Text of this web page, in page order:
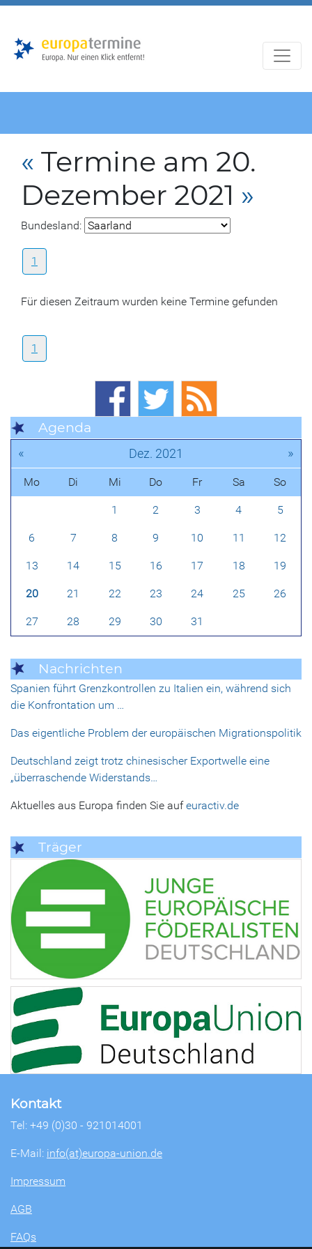
« Termine am 20.
Dezember 2021 »
Bundesland:
1
Für diesen Zeitraum wurden keine Termine gefunden
1
Agenda
« Dez. 2021 »
Mo Di Mi Do Fr Sa So
1 2 3 4 5
6 7 8 9 10 11 12
13 14 15 16 17 18 19
20 21 22 23 24 25 26
27 28 29 30 31
Nachrichten
Spanien führt Grenzkontrollen zu Italien ein, während sich
die Konfrontation um …
Das eigentliche Problem der europäischen Migrationspolitik
Deutschland zeigt trotz chinesischer Exportwelle eine
„überraschende Widerstands…
Aktuelles aus Europa finden Sie aufeuractiv.de
Träger
Kontakt
Tel: +49 (0)30 - 921014001
E-Mail: info(at)europa-union.de
Impressum
AGB
FAQs